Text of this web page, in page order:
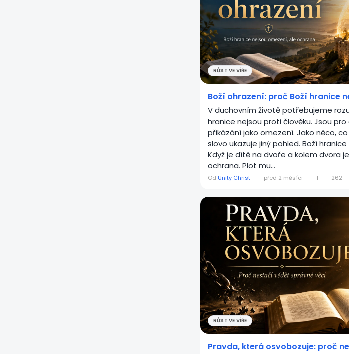
RŮST VE VÍŘE
Boží ohrazení: proč Boží hranice
V duchovním životě potřebujeme
hranice nejsou proti člověku. Jsou
přikázání jako omezení. Jako něco,
slovo ukazuje jiný pohled. Boží
Když je dítě na dvoře a kolem dvora
ochrana. Plot mu...
Od Unity Christ před 2 měsíci 1 262
RŮST VE VÍŘE
Pravda, která osvobozuje: proč